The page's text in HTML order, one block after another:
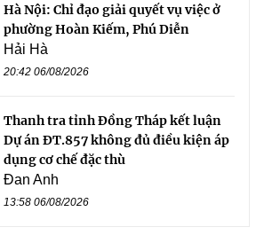
Hà Nội: Chỉ đạo giải quyết vụ việc ở
phường Hoàn Kiếm, Phú Diễn
Hải Hà
20:42 06/08/2026
Thanh tra tỉnh Đồng Tháp kết luận
Dự án ĐT.857 không đủ điều kiện áp
dụng cơ chế đặc thù
Đan Anh
13:58 06/08/2026